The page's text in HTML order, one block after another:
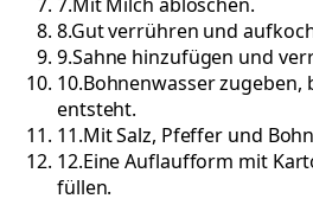
8.Gut verrühren und
9.Sahne hinzufügen und
10.Bohnenwasser zugeben,
entsteht.
11.Mit Salz, Pfeffer und
12.Eine Auflaufform mit
füllen.